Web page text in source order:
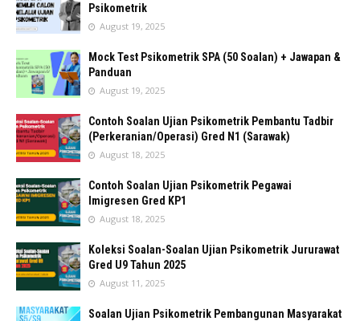
Psikometrik
August 19, 2025
Mock Test Psikometrik SPA (50 Soalan) + Jawapan &
Panduan
August 19, 2025
Contoh Soalan Ujian Psikometrik Pembantu Tadbir
(Perkeranian/Operasi) Gred N1 (Sarawak)
August 18, 2025
Contoh Soalan Ujian Psikometrik Pegawai
Imigresen Gred KP1
August 18, 2025
Koleksi Soalan-Soalan Ujian Psikometrik Jururawat
Gred U9 Tahun 2025
August 11, 2025
Soalan Ujian Psikometrik Pembangunan Masyarakat